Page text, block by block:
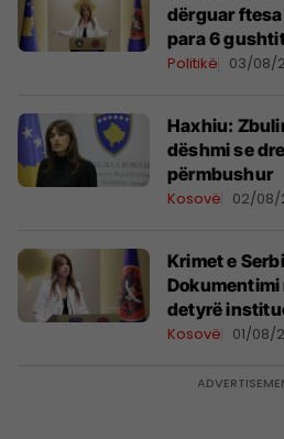
dërguar
para 6
Politikë 03/08/
Haxhiu:
dëshmi se
përmbushur
Kosovë 02/08/
Krimet e
detyrë
obligim moral
Kosovë 01/08/